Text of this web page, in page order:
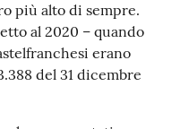
più alto di sempre.
al 2020 – quando
erano
del 31 dicembre